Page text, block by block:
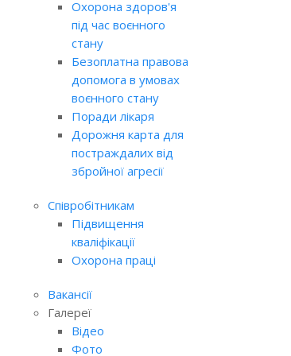
Охорона здоров'я
під час воєнного
стану
Безоплатна правова
допомога в умовах
воєнного стану
Поради лікаря
Дорожня карта для
постраждалих від
збройної агресії
Співробітникам
Підвищення
кваліфікації
Охорона праці
Вакансії
Галереї
Відео
Фото